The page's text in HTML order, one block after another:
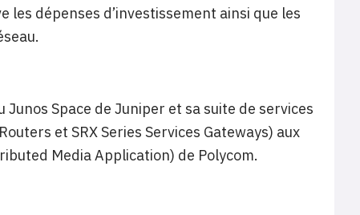
dépenses d’investissement ainsi que les
Space de Juniper et sa suite de services
et SRX Series Services Gateways) aux
Media Application) de Polycom.